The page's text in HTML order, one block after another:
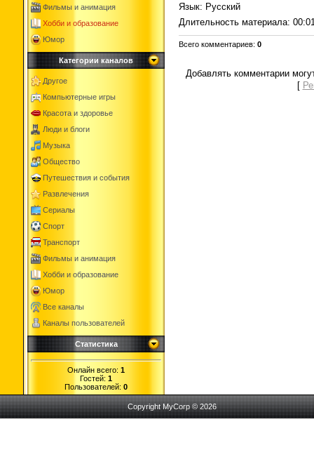
Фильмы и анимация
Хобби и образование
Юмор
Категории каналов
Другое
Компьютерные игры
Красота и здоровье
Люди и блоги
Музыка
Общество
Путешествия и события
Развлечения
Сериалы
Спорт
Транспорт
Фильмы и анимация
Хобби и образование
Юмор
Все каналы
Каналы пользователей
Статистика
Онлайн всего: 1
Гостей: 1
Пользователей: 0
Язык: Русский
Длительность материала:
Всего комментариев: 0
Добавлять комментарии
[
Copyright MyCorp © 2026